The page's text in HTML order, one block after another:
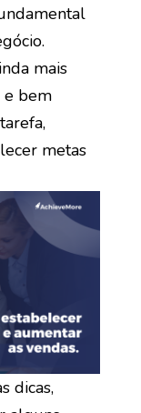
mais
e bem
metas
dicas,